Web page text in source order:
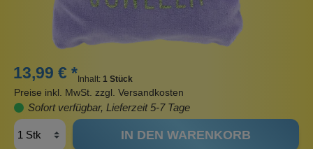
13,99 € * Inhalt: 1 Stück
Preise inkl. MwSt. zzgl. Versandkosten
Sofort verfügbar, Lieferzeit 5-7 Tage
IN DEN WARENKORB